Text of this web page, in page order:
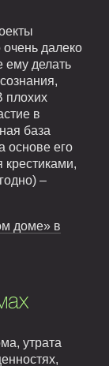
очень далеко
ему делать
плохих
в
база
основе его
крестиками,
–
доме» в
утрата